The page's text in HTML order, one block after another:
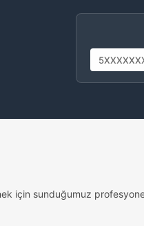
için sunduğumuz